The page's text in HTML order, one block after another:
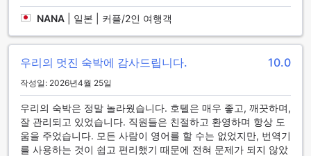
NANA 일본 | 커플/2인 여행객
우리의 멋진 숙박에 감사드립니다. 10.0
작성일: 2026년4월 25일
우리의 숙박은 정말 놀라웠습니다. 호텔은 매우 좋고, 깨끗하며,
잘 관리되고 있었습니다. 직원들은 친절하고 환영하며 항상 도
움을 주었습니다. 모든 사람이 영어를 할 수는 없었지만, 번역기
를 사용하는 것이 쉽고 편리했기 때문에 전혀 문제가 되지 않았